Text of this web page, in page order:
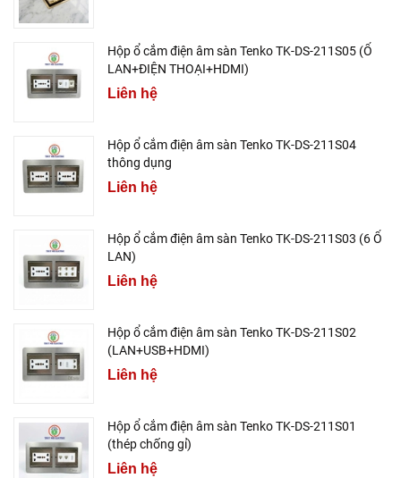
Hộp ổ cắm điện âm sàn Tenko TK-DS-211S05 (Ổ
LAN+ĐIỆN THOẠI+HDMI)
Liên hệ
Hộp ổ cắm điện âm sàn Tenko TK-DS-211S04
thông dụng
Liên hệ
Hộp ổ cắm điện âm sàn Tenko TK-DS-211S03 (6 Ổ
LAN)
Liên hệ
Hộp ổ cắm điện âm sàn Tenko TK-DS-211S02
(LAN+USB+HDMI)
Liên hệ
Hộp ổ cắm điện âm sàn Tenko TK-DS-211S01
(thép chống gỉ)
Liên hệ